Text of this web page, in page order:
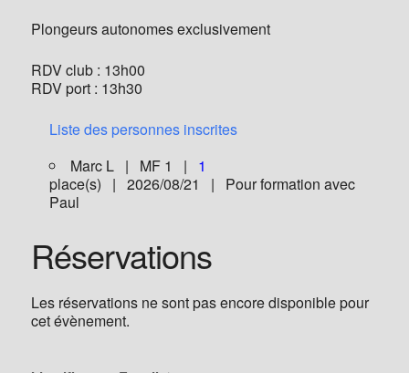
Plongeurs autonomes exclusivement
RDV club : 13h00
RDV port : 13h30
Liste des personnes inscrites
Marc L | MF 1 | 1
place(s) | 2026/08/21 | Pour formation avec
Paul
Réservations
Les réservations ne sont pas encore disponible pour
cet évènement.